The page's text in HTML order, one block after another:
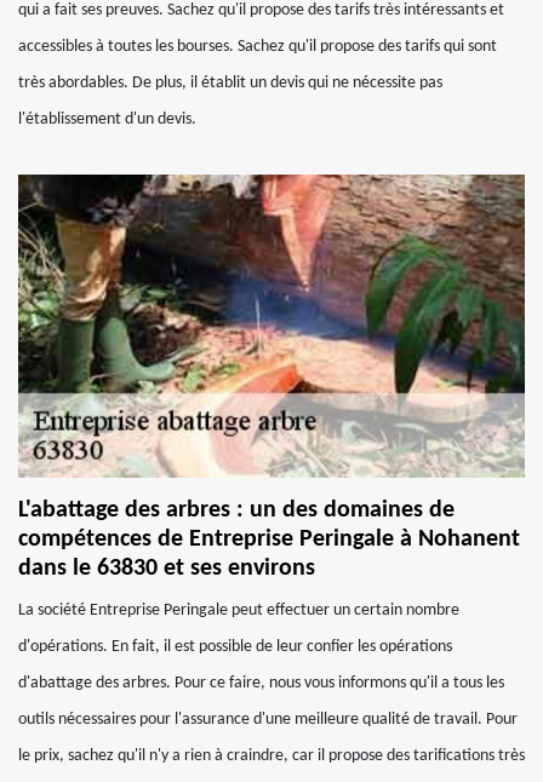
qui a fait ses preuves. Sachez qu'il propose des tarifs très intéressants et
accessibles à toutes les bourses. Sachez qu'il propose des tarifs qui sont
très abordables. De plus, il établit un devis qui ne nécessite pas
l'établissement d'un devis.
L'abattage des arbres : un des domaines de
compétences de Entreprise Peringale à Nohanent
dans le 63830 et ses environs
La société Entreprise Peringale peut effectuer un certain nombre
d'opérations. En fait, il est possible de leur confier les opérations
d'abattage des arbres. Pour ce faire, nous vous informons qu'il a tous les
outils nécessaires pour l'assurance d'une meilleure qualité de travail. Pour
le prix, sachez qu'il n'y a rien à craindre, car il propose des tarifications très